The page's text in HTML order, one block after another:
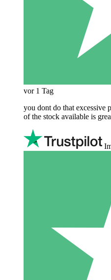
vor 1 Tag
you dont do that excessive
of the stock available is